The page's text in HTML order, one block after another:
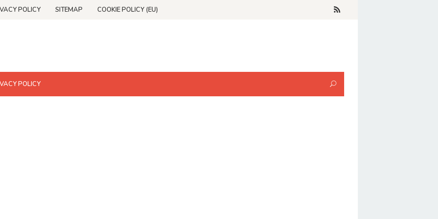
POLICY SITEMAP COOKIE POLICY (EU)
POLICY